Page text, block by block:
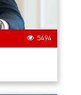
5494